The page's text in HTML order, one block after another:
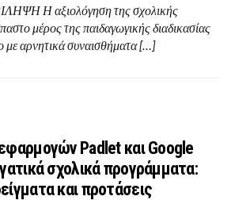
Η αξιολόγηση της σχολικής
μέρος της παιδαγωγικής διαδικασίας
με αρνητικά συναισθήματα […]
Padlet και Google
σχολικά προγράμματα:
και προτάσεις